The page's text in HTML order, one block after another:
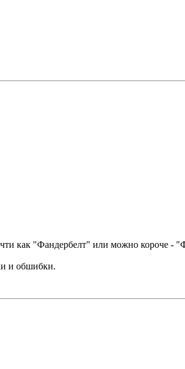
как "Фандербелт" или можно короче -
и обшибки.